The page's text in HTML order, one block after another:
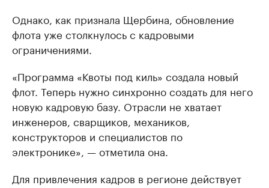
Однако, как признала Щербина, обновление
флота уже столкнулось с кадровыми
ограничениями.
«Программа «Квоты под киль» создала новый
флот. Теперь нужно синхронно создать для него
новую кадровую базу. Отрасли не хватает
инженеров, сварщиков, механиков,
конструкторов и специалистов по
электронике», — отметила она.
Для привлечения кадров в регионе действует